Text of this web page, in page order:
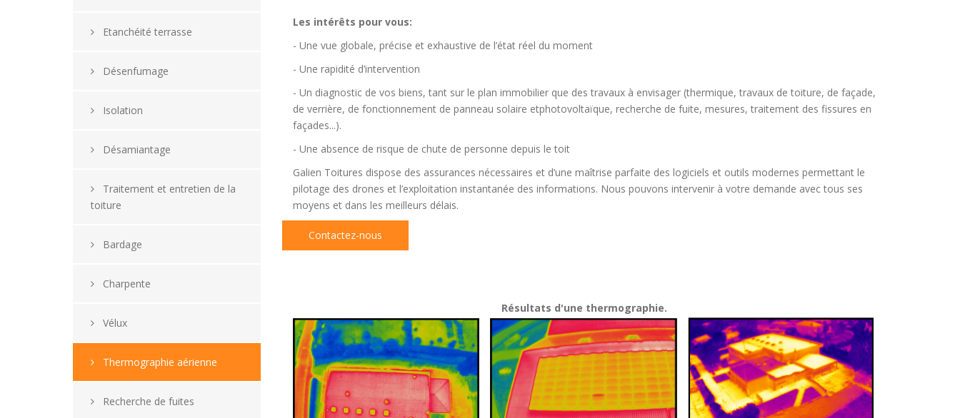
Etanchéité terrasse
Désenfumage
Isolation
Désamiantage
Traitement et entretien de la
toiture
Bardage
Charpente
Vélux
Thermographie aérienne
Recherche de fuites
Les intérêts pour vous:
- Une vue globale, précise et exhaustive de l’état réel du moment
- Une rapidité d’intervention
- Un diagnostic de vos biens, tant sur le plan immobilier que des travaux à envisager (thermique, travaux de toiture, de façade,
de verrière, de fonctionnement de panneau solaire etphotovoltaïque, recherche de fuite, mesures, traitement des fissures en
façades...).
- Une absence de risque de chute de personne depuis le toit
Galien Toitures dispose des assurances nécessaires et d’une maîtrise parfaite des logiciels et outils modernes permettant le
pilotage des drones et l’exploitation instantanée des informations. Nous pouvons intervenir à votre demande avec tous ses
moyens et dans les meilleurs délais.
Contactez-nous
Résultats d'une thermographie.